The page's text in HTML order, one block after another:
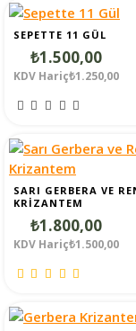
SEPETTE 11 GÜL
₺1.500,00
KDV Hariç₺1.250,00
SARI GERBERA VE
KRIZANTEM
₺1.800,00
KDV Hariç₺1.500,00